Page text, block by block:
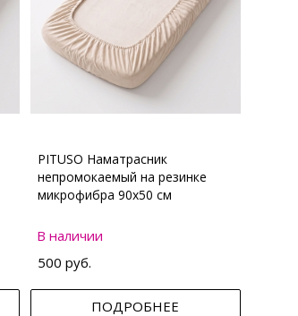
PITUSO Наматрасник
непромокаемый на резинке
микрофибра 90х50 см
В наличии
500 руб.
ПОДРОБНЕЕ